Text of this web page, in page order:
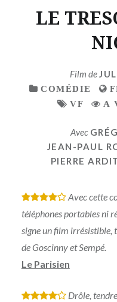
LE
Film de
COMÉDIE
VF
A
Avec
JEAN-PAUL
PIERRE
* * * *
Avec cette
téléphones portables ni
signe un film irrésistible,
de Goscinny et Sempé.
Le Parisien
* * * *
Drôle,